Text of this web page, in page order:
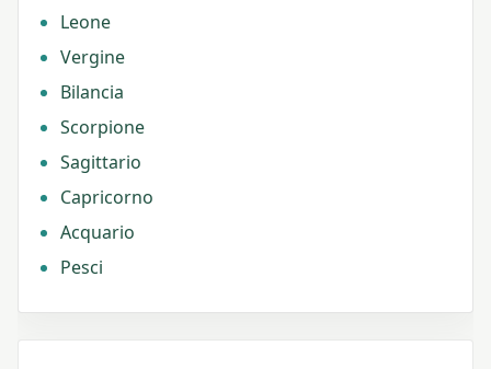
Leone
Vergine
Bilancia
Scorpione
Sagittario
Capricorno
Acquario
Pesci